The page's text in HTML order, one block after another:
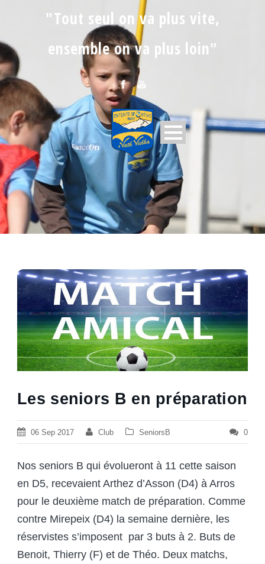
"Tout seul on va plus vite,
ensemble on va plus loin"
Les seniors B en préparation
06 Sep 2017 Club SeniorsB 0
Nos seniors B qui évolueront à 11 cette saison
en D5, recevaient Arthez d’Asson (D4) à Arros
pour le deuxième match de préparation. Comme
contre Mirepeix (D4) la semaine dernière, les
réservistes s’imposent par 3 buts à 2. Buts de
Benoit, Thierry (F) et de Théo. Deux matchs,